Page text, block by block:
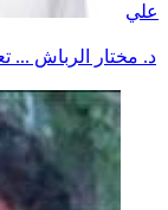
علي
د. مختار الرباش ...